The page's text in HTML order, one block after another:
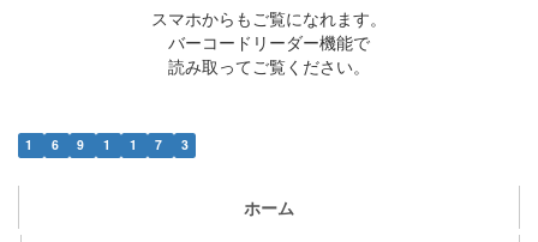
スマホからもご覧になれます。
バーコードリーダー機能で
読み取ってご覧ください。
1 6 9 1 1 7 3
ホーム